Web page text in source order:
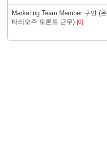
Marketing Team Member 구인 (온
타리오주 토론토 근무) [0]